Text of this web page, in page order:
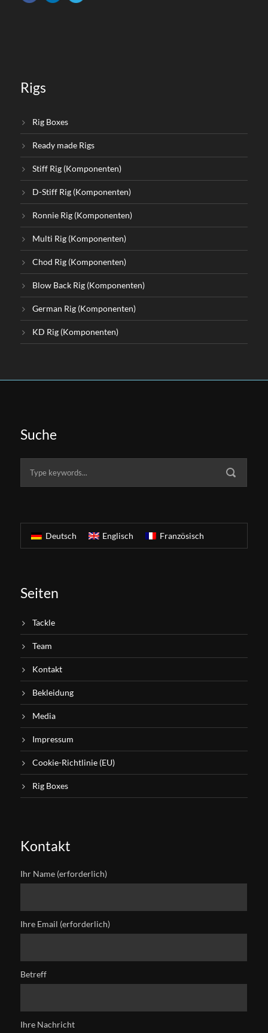
Rigs
Rig Boxes
Ready made Rigs
Stiff Rig (Komponenten)
D-Stiff Rig (Komponenten)
Ronnie Rig (Komponenten)
Multi Rig (Komponenten)
Chod Rig (Komponenten)
Blow Back Rig (Komponenten)
German Rig (Komponenten)
KD Rig (Komponenten)
Suche
Deutsch Englisch Französisch
Seiten
Tackle
Team
Kontakt
Bekleidung
Media
Impressum
Cookie-Richtlinie (EU)
Rig Boxes
Kontakt
Ihr Name (erforderlich)
Ihre Email (erforderlich)
Betreff
Ihre Nachricht